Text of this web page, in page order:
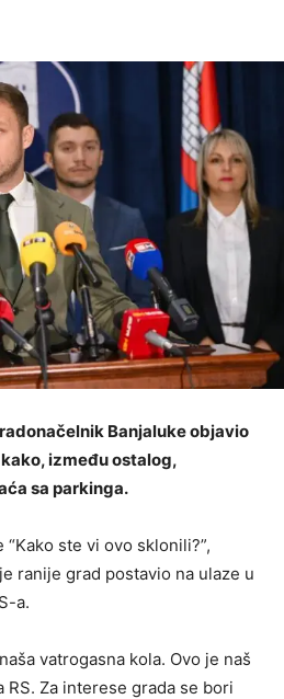
Banjaluke objavio
između ostalog,
sa parkinga.
ste vi ovo sklonili?”,
ranije grad postavio na ulaze u
a.
vatrogasna kola. Ovo je naš
Za interese grada se bori